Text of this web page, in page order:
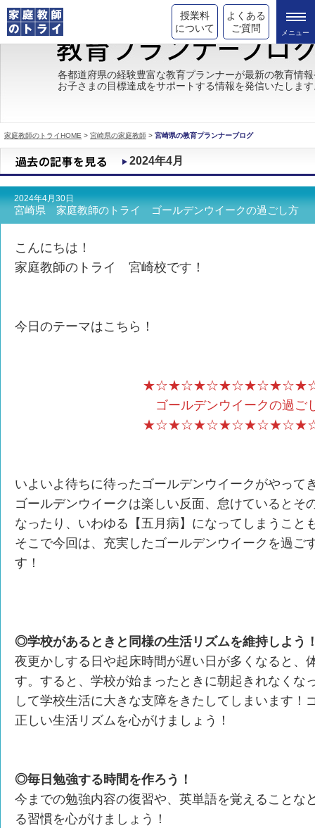
授業料
について
よくある
ご質問
トライの教育理念
成績が上がる理由
都道府県別情報
合格体験談
キャンペーン情報
各都道府県の経験豊富な教育プランナーが最新の教育情
お子さまの目標達成をサポートする情報を発信いたしま
家庭教師のトライHOME > 宮崎県の家庭教師 > 宮崎県の教育プランナーブログ
2024年4月
2024年4月30日
宮崎県 家庭教師のトライ ゴールデンウイークの過ごし方
こんにちは！
家庭教師のトライ 宮崎校です！
今日のテーマはこちら！
ゴールデンウイークの過ご
いよいよ待ちに待ったゴールデンウイークがやって
ゴールデンウイークは楽しい反面、怠けているとそ
なったり、いわゆる【五月病】になってしまうこと
そこで今回は、充実したゴールデンウイークを過ご
す！
◎学校があるときと同様の生活リズムを維持しよう
夜更かしする日や起床時間が遅い日が多くなると、
す。すると、学校が始まったときに朝起きれなくな
して学校生活に大きな支障をきたしてしまいます！
正しい生活リズムを心がけましょう！
◎毎日勉強する時間を作ろう！
今までの勉強内容の復習や、英単語を覚えることな
る習慣を心がけましょう！